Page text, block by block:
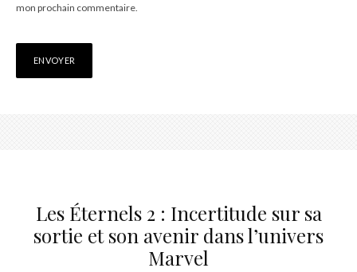
mon prochain commentaire.
Les Éternels 2 : Incertitude sur sa
sortie et son avenir dans l’univers
Marvel